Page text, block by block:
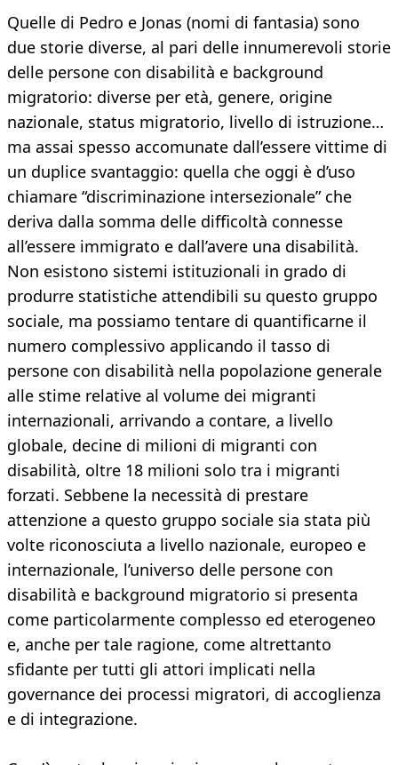
Quelle di Pedro e Jonas (nomi di fantasia) sono
due storie diverse, al pari delle innumerevoli storie
delle persone con disabilità e background
migratorio: diverse per età, genere, origine
nazionale, status migratorio, livello di istruzione…
ma assai spesso accomunate dall’essere vittime di
un duplice svantaggio: quella che oggi è d’uso
chiamare “discriminazione intersezionale” che
deriva dalla somma delle difficoltà connesse
all’essere immigrato e dall’avere una disabilità.
Non esistono sistemi istituzionali in grado di
produrre statistiche attendibili su questo gruppo
sociale, ma possiamo tentare di quantificarne il
numero complessivo applicando il tasso di
persone con disabilità nella popolazione generale
alle stime relative al volume dei migranti
internazionali, arrivando a contare, a livello
globale, decine di milioni di migranti con
disabilità, oltre 18 milioni solo tra i migranti
forzati. Sebbene la necessità di prestare
attenzione a questo gruppo sociale sia stata più
volte riconosciuta a livello nazionale, europeo e
internazionale, l’universo delle persone con
disabilità e background migratorio si presenta
come particolarmente complesso ed eterogeneo
e, anche per tale ragione, come altrettanto
sfidante per tutti gli attori implicati nella
governance dei processi migratori, di accoglienza
e di integrazione.